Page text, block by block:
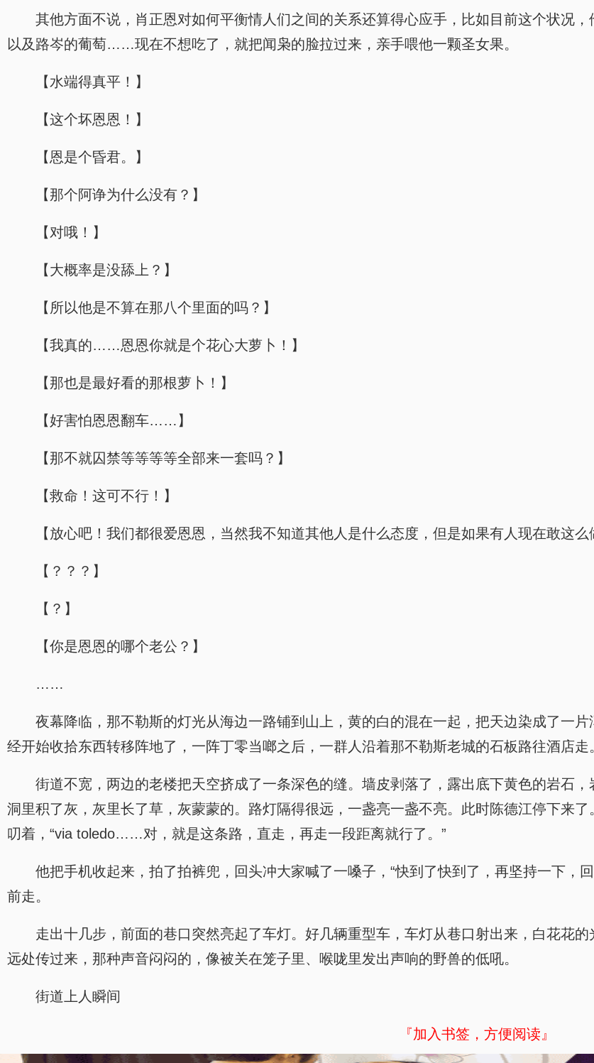
其他方面不说，肖正恩对如何平衡情人们之间的关系还算得心应手，比如目前这个状况
以及路岑的葡萄……现在不想吃了，就把闻枭的脸拉过来，亲手喂他一颗圣女果。
【水端得真平！】
【这个坏恩恩！】
【恩是个昏君。】
【那个阿诤为什么没有？】
【对哦！】
【大概率是没舔上？】
【所以他是不算在那八个里面的吗？】
【我真的……恩恩你就是个花心大萝卜！】
【那也是最好看的那根萝卜！】
【好害怕恩恩翻车……】
【那不就囚禁等等等等全部来一套吗？】
【救命！这可不行！】
【放心吧！我们都很爱恩恩，当然我不知道其他人是什么态度，但是如果有人现在敢这么
【？？？】
【？】
【你是恩恩的哪个老公？】
……
夜幕降临，那不勒斯的灯光从海边一路铺到山上，黄的白的混在一起，把天边染成了一
经开始收拾东西转移阵地了，一阵丁零当啷之后，一群人沿着那不勒斯老城的石板路往酒店走
街道不宽，两边的老楼把天空挤成了一条深色的缝。墙皮剥落了，露出底下黄色的岩石
洞里积了灰，灰里长了草，灰蒙蒙的。路灯隔得很远，一盏亮一盏不亮。此时陈德江停下来
叨着，“via toledo……对，就是这条路，直走，再走一段距离就行了。”
他把手机收起来，拍了拍裤兜，回头冲大家喊了一嗓子，“快到了快到了，再坚持一下，
前走。
走出十几步，前面的巷口突然亮起了车灯。好几辆重型车，车灯从巷口射出来，白花花
远处传过来，那种声音闷闷的，像被关在笼子里、喉咙里发出声响的野兽的低吼。
街道上人瞬间
『加入书签，方便阅读』